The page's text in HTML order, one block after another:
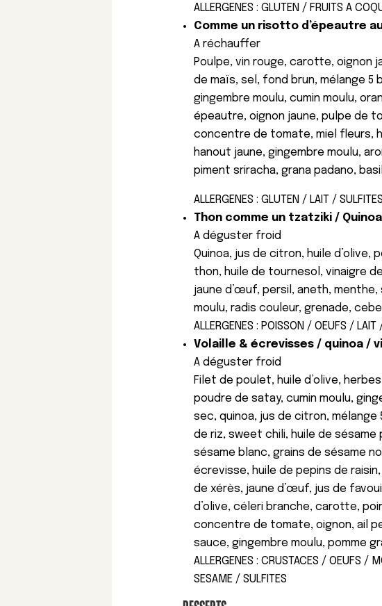
ALLERGENES : GLUTEN / FRUITS A
Comme un risotto d’épeautre
A réchauffer
Poulpe, vin rouge, carotte, oignon
de maïs, sel, fond brun, mélange 5
gingembre moulu, cumin moulu,
épeautre, oignon jaune, pulpe de
concentre de tomate, miel fleurs,
hanout jaune, gingembre moulu,
piment sriracha, grana padano,
ALLERGENES : GLUTEN / LAIT /
Thon comme un tzatziki /
A déguster froid
Quinoa, jus de citron, huile d’olive,
thon, huile de tournesol, vinaigre
jaune d’œuf, persil, aneth,
moulu, radis couleur, grenade,
ALLERGENES : POISSON / OEUFS /
Volaille & écrevisses / quinoa /
A déguster froid
Filet de poulet, huile d’olive,
poudre de satay, cumin moulu,
sec, quinoa, jus de citron, mélange
de riz, sweet chili, huile de sésame
sésame blanc, grains de sésame
écrevisse, huile de pepins de
de xérès, jaune d’œuf, jus de
d’olive, céleri branche, carotte,
concentre de tomate, oignon, ail
sauce, gingembre moulu, pomme
ALLERGENES : CRUSTACES / OEUFS /
SESAME / SULFITES